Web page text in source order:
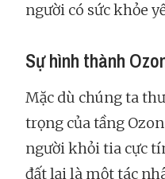
người có sức khỏe
Sự hình thành
Mặc dù chúng ta
trọng của tầng
người khỏi tia cực
đất lại là một tác